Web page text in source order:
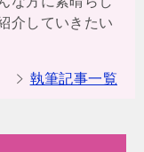
介していきたい
執筆記事一覧